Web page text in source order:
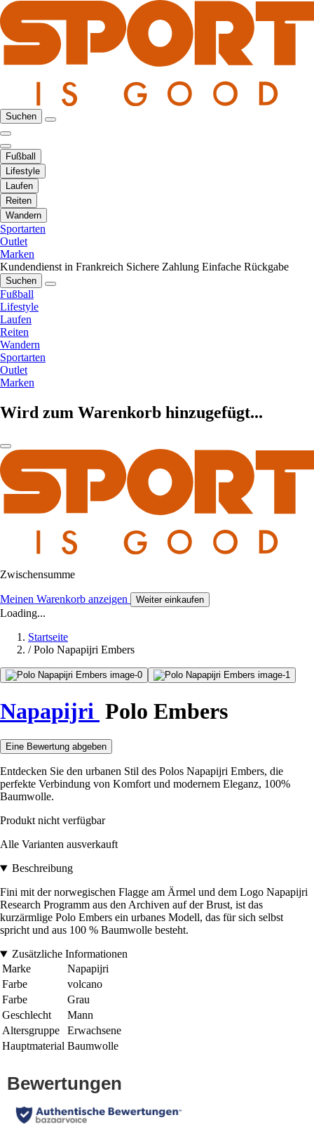
Suchen
Fußball
Lifestyle
Laufen
Reiten
Wandern
Sportarten
Outlet
Marken
Kundendienst in Frankreich Sichere Zahlung Einfache Rückgabe
Suchen
Fußball
Lifestyle
Laufen
Reiten
Wandern
Sportarten
Outlet
Marken
Wird zum Warenkorb hinzugefügt...
Zwischensumme
Meinen Warenkorb anzeigen Weiter einkaufen
Loading...
Startseite
/ Polo Napapijri Embers
Napapijri Polo Embers
Eine Bewertung abgeben
Entdecken Sie den urbanen Stil des Polos Napapijri Embers, die
perfekte Verbindung von Komfort und modernem Eleganz, 100%
Baumwolle.
Produkt nicht verfügbar
Alle Varianten ausverkauft
Beschreibung
Fini mit der norwegischen Flagge am Ärmel und dem Logo Napapijri
Research Programm aus den Archiven auf der Brust, ist das
kurzärmlige Polo Embers ein urbanes Modell, das für sich selbst
spricht und aus 100 % Baumwolle besteht.
Zusätzliche Informationen
Marke
Napapijri
Farbe
volcano
Farbe
Grau
Geschlecht
Mann
Altersgruppe
Erwachsene
Hauptmaterial Baumwolle